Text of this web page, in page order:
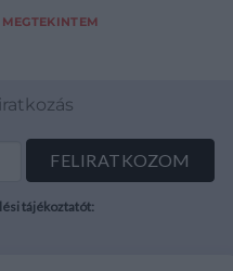
MEGTEKINTEM
tájékoztatót: